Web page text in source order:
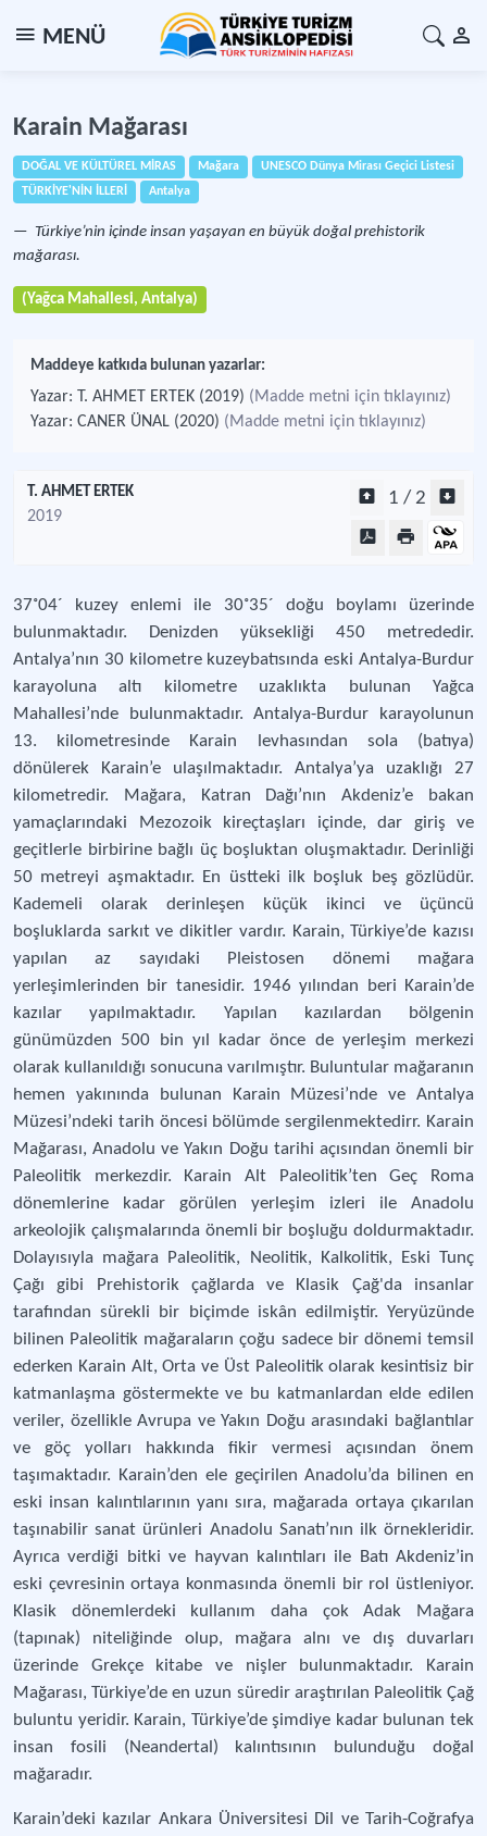
MENÜ
Karain Mağarası
DOĞAL VE KÜLTÜREL MİRAS Mağara
UNESCO Dünya Mirası Geçici Listesi
TÜRKİYE'NİN İLLERİ
Antalya
Türkiye’nin içinde insan yaşayan en büyük doğal prehistorik
mağarası.
(Yağca Mahallesi, Antalya)
Maddeye katkıda bulunan yazarlar:
Yazar: T. AHMET ERTEK (2019) (Madde metni için tıklayınız)
Yazar: CANER ÜNAL (2020) (Madde metni için tıklayınız)
T. AHMET ERTEK
2019
1 / 2
37˚04´ kuzey enlemi ile 30˚35´ doğu boylamı üzerinde
bulunmaktadır. Denizden yüksekliği 450 metrededir.
Antalya’nın 30 kilometre kuzeybatısında eski Antalya-Burdur
karayoluna altı kilometre uzaklıkta bulunan Yağca
Mahallesi’nde bulunmaktadır. Antalya-Burdur karayolunun
13. kilometresinde Karain levhasından sola (batıya)
dönülerek Karain’e ulaşılmaktadır. Antalya’ya uzaklığı 27
kilometredir. Mağara, Katran Dağı’nın Akdeniz’e bakan
yamaçlarındaki Mezozoik kireçtaşları içinde, dar giriş ve
geçitlerle birbirine bağlı üç boşluktan oluşmaktadır. Derinliği
50 metreyi aşmaktadır. En üstteki ilk boşluk beş gözlüdür.
Kademeli olarak derinleşen küçük ikinci ve üçüncü
boşluklarda sarkıt ve dikitler vardır. Karain, Türkiye’de kazısı
yapılan az sayıdaki Pleistosen dönemi mağara
yerleşimlerinden bir tanesidir. 1946 yılından beri Karain’de
kazılar yapılmaktadır. Yapılan kazılardan bölgenin
günümüzden 500 bin yıl kadar önce de yerleşim merkezi
olarak kullanıldığı sonucuna varılmıştır. Buluntular mağaranın
hemen yakınında bulunan Karain Müzesi’nde ve Antalya
Müzesi’ndeki tarih öncesi bölümde sergilenmektedirr. Karain
Mağarası, Anadolu ve Yakın Doğu tarihi açısından önemli bir
Paleolitik merkezdir. Karain Alt Paleolitik’ten Geç Roma
dönemlerine kadar görülen yerleşim izleri ile Anadolu
arkeolojik çalışmalarında önemli bir boşluğu doldurmaktadır.
Dolayısıyla mağara Paleolitik, Neolitik, Kalkolitik, Eski Tunç
Çağı gibi Prehistorik çağlarda ve Klasik Çağ'da insanlar
tarafından sürekli bir biçimde iskân edilmiştir. Yeryüzünde
bilinen Paleolitik mağaraların çoğu sadece bir dönemi temsil
ederken Karain Alt, Orta ve Üst Paleolitik olarak kesintisiz bir
katmanlaşma göstermekte ve bu katmanlardan elde edilen
veriler, özellikle Avrupa ve Yakın Doğu arasındaki bağlantılar
ve göç yolları hakkında fikir vermesi açısından önem
taşımaktadır. Karain’den ele geçirilen Anadolu’da bilinen en
eski insan kalıntılarının yanı sıra, mağarada ortaya çıkarılan
taşınabilir sanat ürünleri Anadolu Sanatı’nın ilk örnekleridir.
Ayrıca verdiği bitki ve hayvan kalıntıları ile Batı Akdeniz’in
eski çevresinin ortaya konmasında önemli bir rol üstleniyor.
Klasik dönemlerdeki kullanım daha çok Adak Mağara
(tapınak) niteliğinde olup, mağara alnı ve dış duvarları
üzerinde Grekçe kitabe ve nişler bulunmaktadır. Karain
Mağarası, Türkiye’de en uzun süredir araştırılan Paleolitik Çağ
buluntu yeridir. Karain, Türkiye’de şimdiye kadar bulunan tek
insan fosili (Neandertal) kalıntısının bulunduğu doğal
mağaradır.
Karain’deki kazılar Ankara Üniversitesi Dil ve Tarih-Coğrafya